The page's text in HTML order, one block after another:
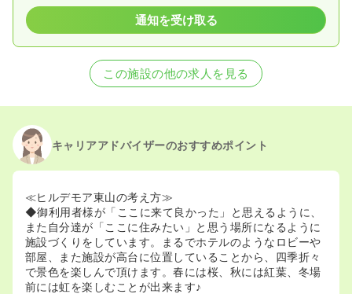
通知を受け取る
この施設の他の求人を見る
キャリアアドバイザーのおすすめポイント
≪ヒルデモア東山の考え方≫
◆御利用者様が「ここに来て良かった」と思えるように、
また自分達が「ここに住みたい」と思う場所になるように
施設づくりをしています。まるでホテルのようなロビーや
部屋、また施設が高台に位置していることから、四季折々
で景色を楽しんで頂けます。春には桜、秋には紅葉、冬場
前には虹を楽しむことが出来ます♪